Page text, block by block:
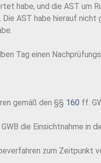
habe, und die AST um
AST habe hierauf
Tag einen
gemäß den §§ 160 ff.
die Einsichtnahme in
zum Zeitpunkt